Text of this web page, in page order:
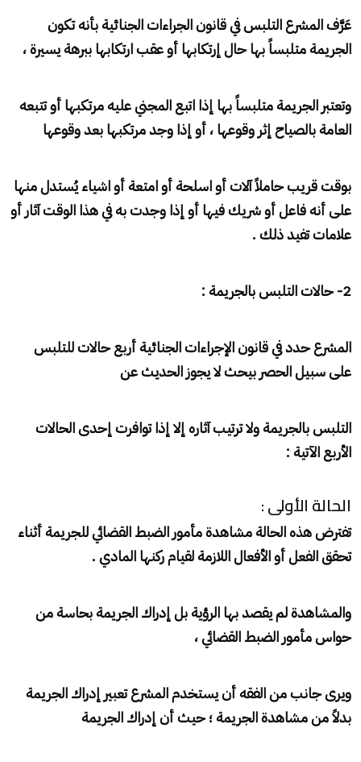
عَرَّف المشرع التلبس في قانون الجراءات الجنائية بأنه تكون
الجريمة متلبساً بها حال إرتكابها أو عقب ارتكابها ببرهة يسيرة ،
وتعتبر الجريمة متلبساً بها إذا اتبع المجني عليه مرتكبها أو تتبعه
العامة بالصياح إثر وقوعها ، أو إذا وجد مرتكبها بعدوقوعها
بوقت قريب حاملاً آلات أو اسلحة أو امتعة أو اشياء يُستدل منها
على أنه فاعل أو شريك فيها أو إذا وجدت به في هذا الوقت آثار أو
علامات تفيد ذلك .
2- حالات التلبس بالجريمة :
المشرع حدد في قانون الإجراءات الجنائية أربع حالات للتلبس
على سبيل الحصر بيحث لا يجوز الحديث عن
التلبس بالجريمة ولا ترتيب آثاره إلا إذا توافرت إحدى الحالات
الأربع الآتية :
الحالة الأولى :
تفترض هذه الحالة مشاهدة مأمور الضبط القضائي للجريمة أثناء
تحقق الفعل أو الأفعال اللازمة لقيام ركنها المادي .
والمشاهدة لم يقصد بها الرؤية بل إدراك الجريمة بحاسة من
حواس مأمور الضبط القضائي ،
ويرى جانب من الفقه أن يستخدم المشرع تعبير إدراك الجريمة
بدلاً من مشاهدة الجريمة ؛ حيث أن إدراك الجريمة